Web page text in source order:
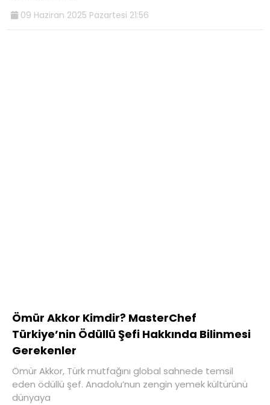
09 Haziran 2025 Pazartesi 21:56
Ömür Akkor Kimdir? MasterChef
Türkiye’nin Ödüllü Şefi Hakkında Bilinmesi
Gerekenler
Ömür Akkor, Türk mutfağını global sahnede temsil
eden ödüllü şef. Anadolu’nun zengin yemek kültürünü
dünyaya